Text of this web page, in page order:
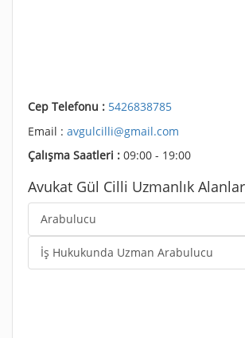
Cep Telefonu : 5426838785
Email : avgulcilli@gmail.com
Çalışma Saatleri : 09:00 - 19:00
Avukat Gül Cilli Uzmanlık
Arabulucu
İş Hukukunda Uzman Arabulucu